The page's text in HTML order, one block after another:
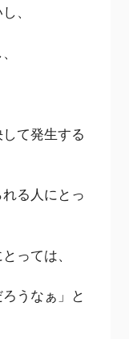
、
て発生する
る人にとっ
っては、
うなぁ」と